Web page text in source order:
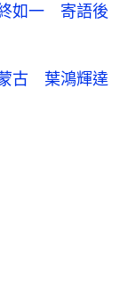
如一 寄語後
古 葉鴻輝達